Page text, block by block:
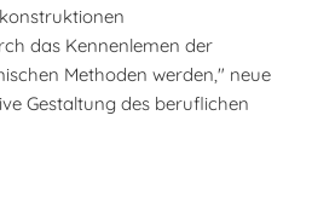
das Kennenlemen der
Methoden werden," neue
Gestaltung des beruflichen